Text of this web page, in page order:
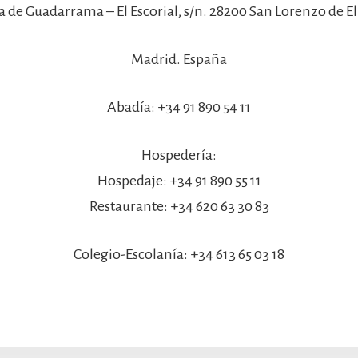
de Guadarrama – El Escorial, s/n. 28200 San Lorenzo de
Madrid. España
Abadía: +34 91 890 54 11
Hospedería:
Hospedaje: +34 91 890 55 11
Restaurante: +34 620 63 30 83
Colegio-Escolanía: +34 613 65 03 18